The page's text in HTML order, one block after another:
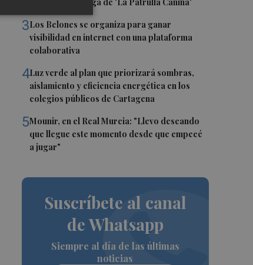
3Los Belones se organiza para ganar
visibilidad en internet con una plataforma
colaborativa
4Luz verde al plan que priorizará sombras,
aislamiento y eficiencia energética en los
colegios públicos de Cartagena
5Mounir, en el Real Murcia: "Llevo deseando
que llegue este momento desde que empecé
a jugar"
Suscríbete al canal
de Whatsapp
Siempre al día de las últimas
noticias